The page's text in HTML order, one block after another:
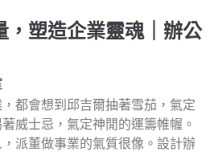
，塑造企業靈魂｜辦公
都會想到邱吉爾抽著雪茄，氣定
威士忌，氣定神閒的運籌帷幄。
派董做事業的氣質很像。設計辦